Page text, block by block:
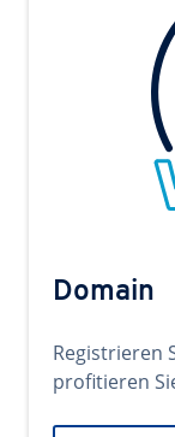
Domain
Registrieren
profitieren